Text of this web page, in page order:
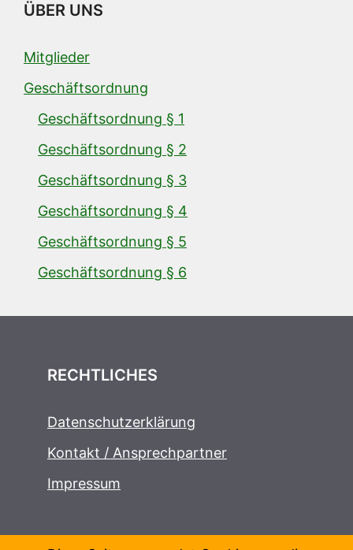
ÜBER UNS
Mitglieder
Geschäftsordnung
Geschäftsordnung § 1
Geschäftsordnung § 2
Geschäftsordnung § 3
Geschäftsordnung § 4
Geschäftsordnung § 5
Geschäftsordnung § 6
RECHTLICHES
Datenschutzerklärung
Kontakt / Ansprechpartner
Impressum